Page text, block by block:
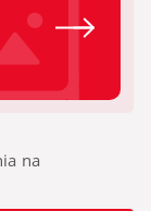
na